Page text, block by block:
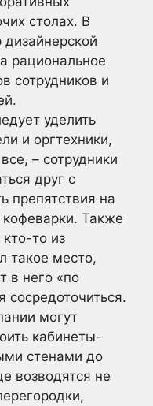
столах. В
дизайнерской
рациональное
сотрудников и
уделить
и оргтехники,
– сотрудники
друг с
препятствия на
кофеварки. Также
то из
такое место,
в него «по
сосредоточиться.
могут
кабинеты-
стенами до
возводятся не